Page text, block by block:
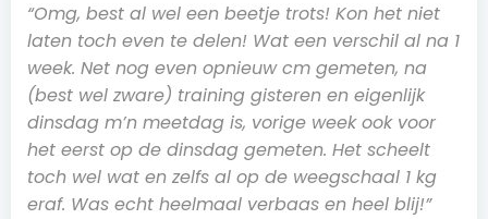
“Omg, best al wel een beetje trots! Kon het niet
laten toch even te delen! Wat een verschil al na 1
week. Net nog even opnieuw cm gemeten, na
(best wel zware) training gisteren en eigenlijk
dinsdag m’n meetdag is, vorige week ook voor
het eerst op de dinsdag gemeten. Het scheelt
toch wel wat en zelfs al op de weegschaal 1 kg
eraf. Was echt heelmaal verbaas en heel blij!”